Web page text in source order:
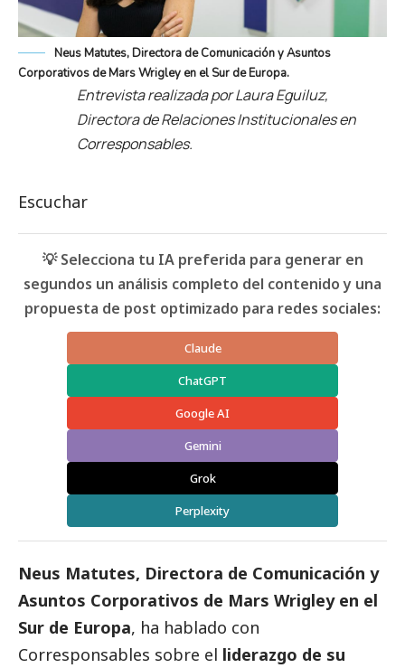
Neus Matutes, Directora de Comunicación y Asuntos
Corporativos de Mars Wrigley en el Sur de Europa.
Entrevista realizada por Laura Eguiluz,
Directora de Relaciones Institucionales en
Corresponsables.
Escuchar
💡 Selecciona tu IA preferida para generar en
segundos un análisis completo del contenido y una
propuesta de post optimizado para redes sociales:
Claude
ChatGPT
Google AI
Gemini
Grok
Perplexity
Neus Matutes, Directora de Comunicación y
Asuntos Corporativos de Mars Wrigleyen el
Sur de Europa, ha hablado con
Corresponsables sobre el liderazgo de su